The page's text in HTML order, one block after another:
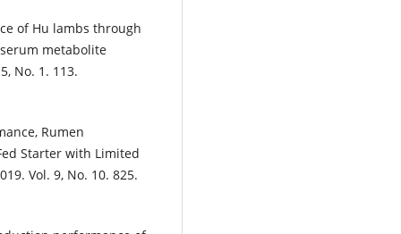
of Hu lambs through
metabolite
No. 1. 113.
Rumen
Starter with Limited
Vol. 9, No. 10. 825.